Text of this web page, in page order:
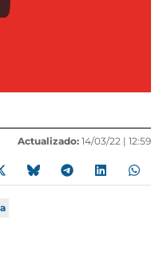
Actualizado: 14/03/22 | 12:59